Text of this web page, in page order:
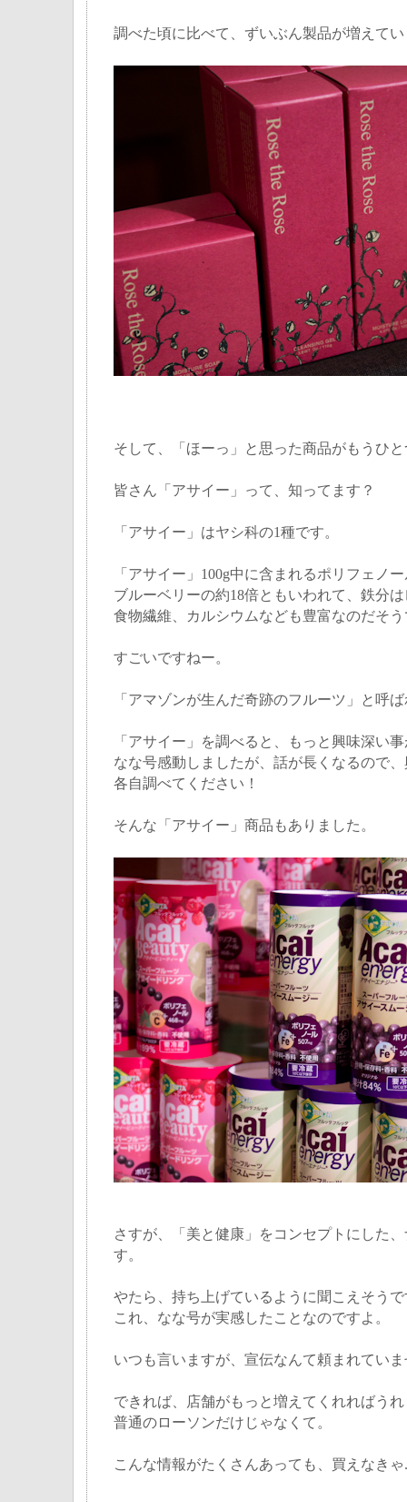
調べた頃に比べて、ずいぶん製品が増えて
そして、「ほーっ」と思った商品がもうひ
皆さん「アサイー」って、知ってます？
「アサイー」はヤシ科の1種です。
「アサイー」100g中に含まれるポリフェノ
ブルーベリーの約18倍ともいわれて、鉄分
食物繊維、カルシウムなども豊富なのだそ
すごいですねー。
「アマゾンが生んだ奇跡のフルーツ」と呼
「アサイー」を調べると、もっと興味深い
なな号感動しましたが、話が長くなるので
各自調べてください！
そんな「アサイー」商品もありました。
さすが、「美と健康」をコンセプトにした
す。
やたら、持ち上げているように聞こえそう
これ、なな号が実感したことなのですよ。
いつも言いますが、宣伝なんて頼まれてい
できれば、店舗がもっと増えてくれればう
普通のローソンだけじゃなくて。
こんな情報がたくさんあっても、買えなき